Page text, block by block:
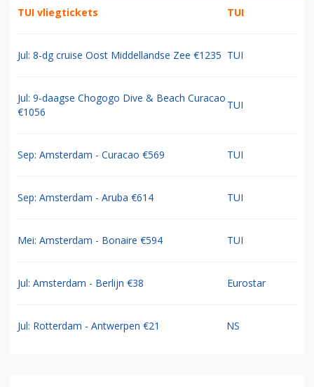
TUI vliegtickets TUI
Jul: 8-dg cruise Oost Middellandse Zee €1235 TUI
Jul: 9-daagse Chogogo Dive & Beach Curacao
€1056
TUI
Sep: Amsterdam - Curacao €569 TUI
Sep: Amsterdam - Aruba €614 TUI
Mei: Amsterdam - Bonaire €594 TUI
Jul: Amsterdam - Berlijn €38 Eurostar
Jul: Rotterdam - Antwerpen €21 NS